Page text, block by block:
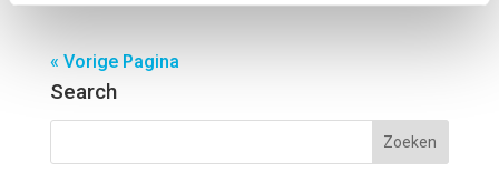
« Vorige Pagina
Search